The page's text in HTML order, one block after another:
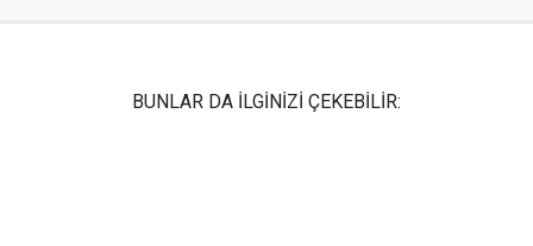
BUNLAR DA İLGİNİZİ ÇEKEBİLİR: